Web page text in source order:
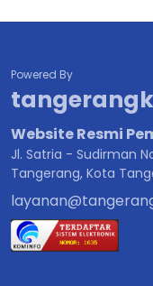
Powered By
Website Resmi
Jl. Satria - Sudirman
Tangerang, Kota